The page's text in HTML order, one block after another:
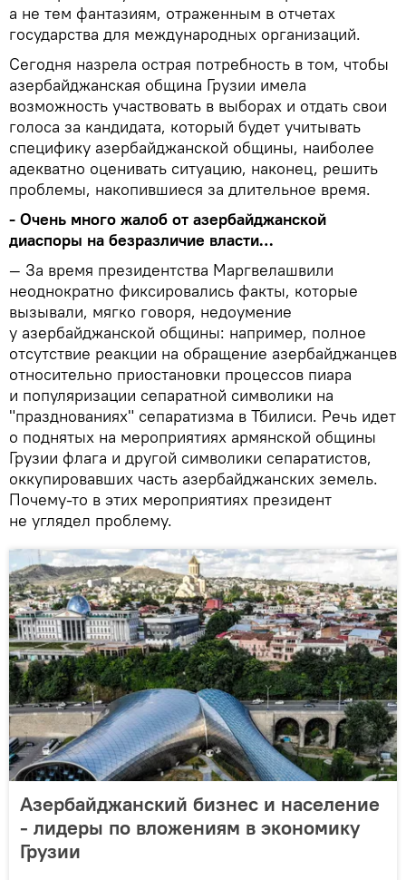
а не тем фантазиям, отраженным в отчетах
государства для международных организаций.
Сегодня назрела острая потребность в том, чтобы
азербайджанская община Грузии имела
возможность участвовать в выборах и отдать свои
голоса за кандидата, который будет учитывать
специфику азербайджанской общины, наиболее
адекватно оценивать ситуацию, наконец, решить
проблемы, накопившиеся за длительное время.
- Очень много жалоб от азербайджанской
диаспоры на безразличие власти…
— За время президентства Маргвелашвили
неоднократно фиксировались факты, которые
вызывали, мягко говоря, недоумение
у азербайджанской общины: например, полное
отсутствие реакции на обращение азербайджанцев
относительно приостановки процессов пиара
и популяризации сепаратной символики на
"празднованиях" сепаратизма в Тбилиси. Речь идет
о поднятых на мероприятиях армянской общины
Грузии флага и другой символики сепаратистов,
оккупировавших часть азербайджанских земель.
Почему-то в этих мероприятиях президент
не углядел проблему.
Азербайджанский бизнес и население
- лидеры по вложениям в экономику
Грузии